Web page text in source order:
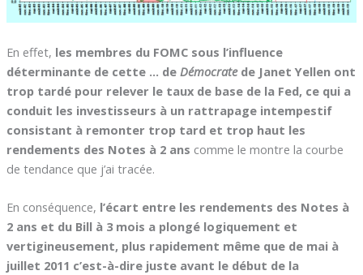
En effet, les membres du FOMC sous l’influence
déterminante de cette … de Démocratede Janet Yellen ont
trop tardé pour relever le taux de base de la Fed, ce qui a
conduit les investisseurs à un rattrapage intempestif
consistant à remonter trop tard et trop haut les
rendements des Notes à 2 ans comme le montre la courbe
de tendance que j’ai tracée.
En conséquence, l’écart entre les rendements des Notes à
2 ans et du Bill à 3 mois a plongé logiquement et
vertigineusement, plus rapidement même que de mai à
juillet 2011 c’est-à-dire juste avant le début de la